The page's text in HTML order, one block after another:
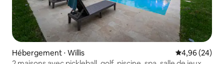
Hébergement ⋅ Willis Évaluation
4,96 (24)